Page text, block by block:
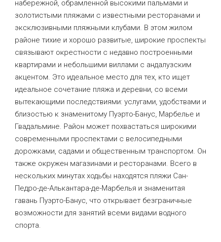
набережной, обрамленной высокими пальмами и
золотистыми пляжами с известными ресторанами и
эксклюзивными пляжными клубами. В этом жилом
районе тихие и хорошо развитые, широкие проспекты
связывают окрестности с недавно построенными
квартирами и небольшими виллами с андалузским
акцентом. Это идеальное место для тех, кто ищет
идеальное сочетание пляжа и деревни, со всеми
вытекающими последствиями: услугами, удобствами и
близостью к знаменитому Пуэрто-Банус, Марбелье и
Гвадальмине. Район может похвастаться широкими
современными проспектами с велосипедными
дорожками, садами и общественным транспортом. Он
также окружен магазинами и ресторанами. Всего в
нескольких минутах ходьбы находятся пляжи Сан-
Педро-де-Алькантара-де-Марбелья и знаменитая
гавань Пуэрто-Банус, что открывает безграничные
возможности для занятий всеми видами водного
спорта.